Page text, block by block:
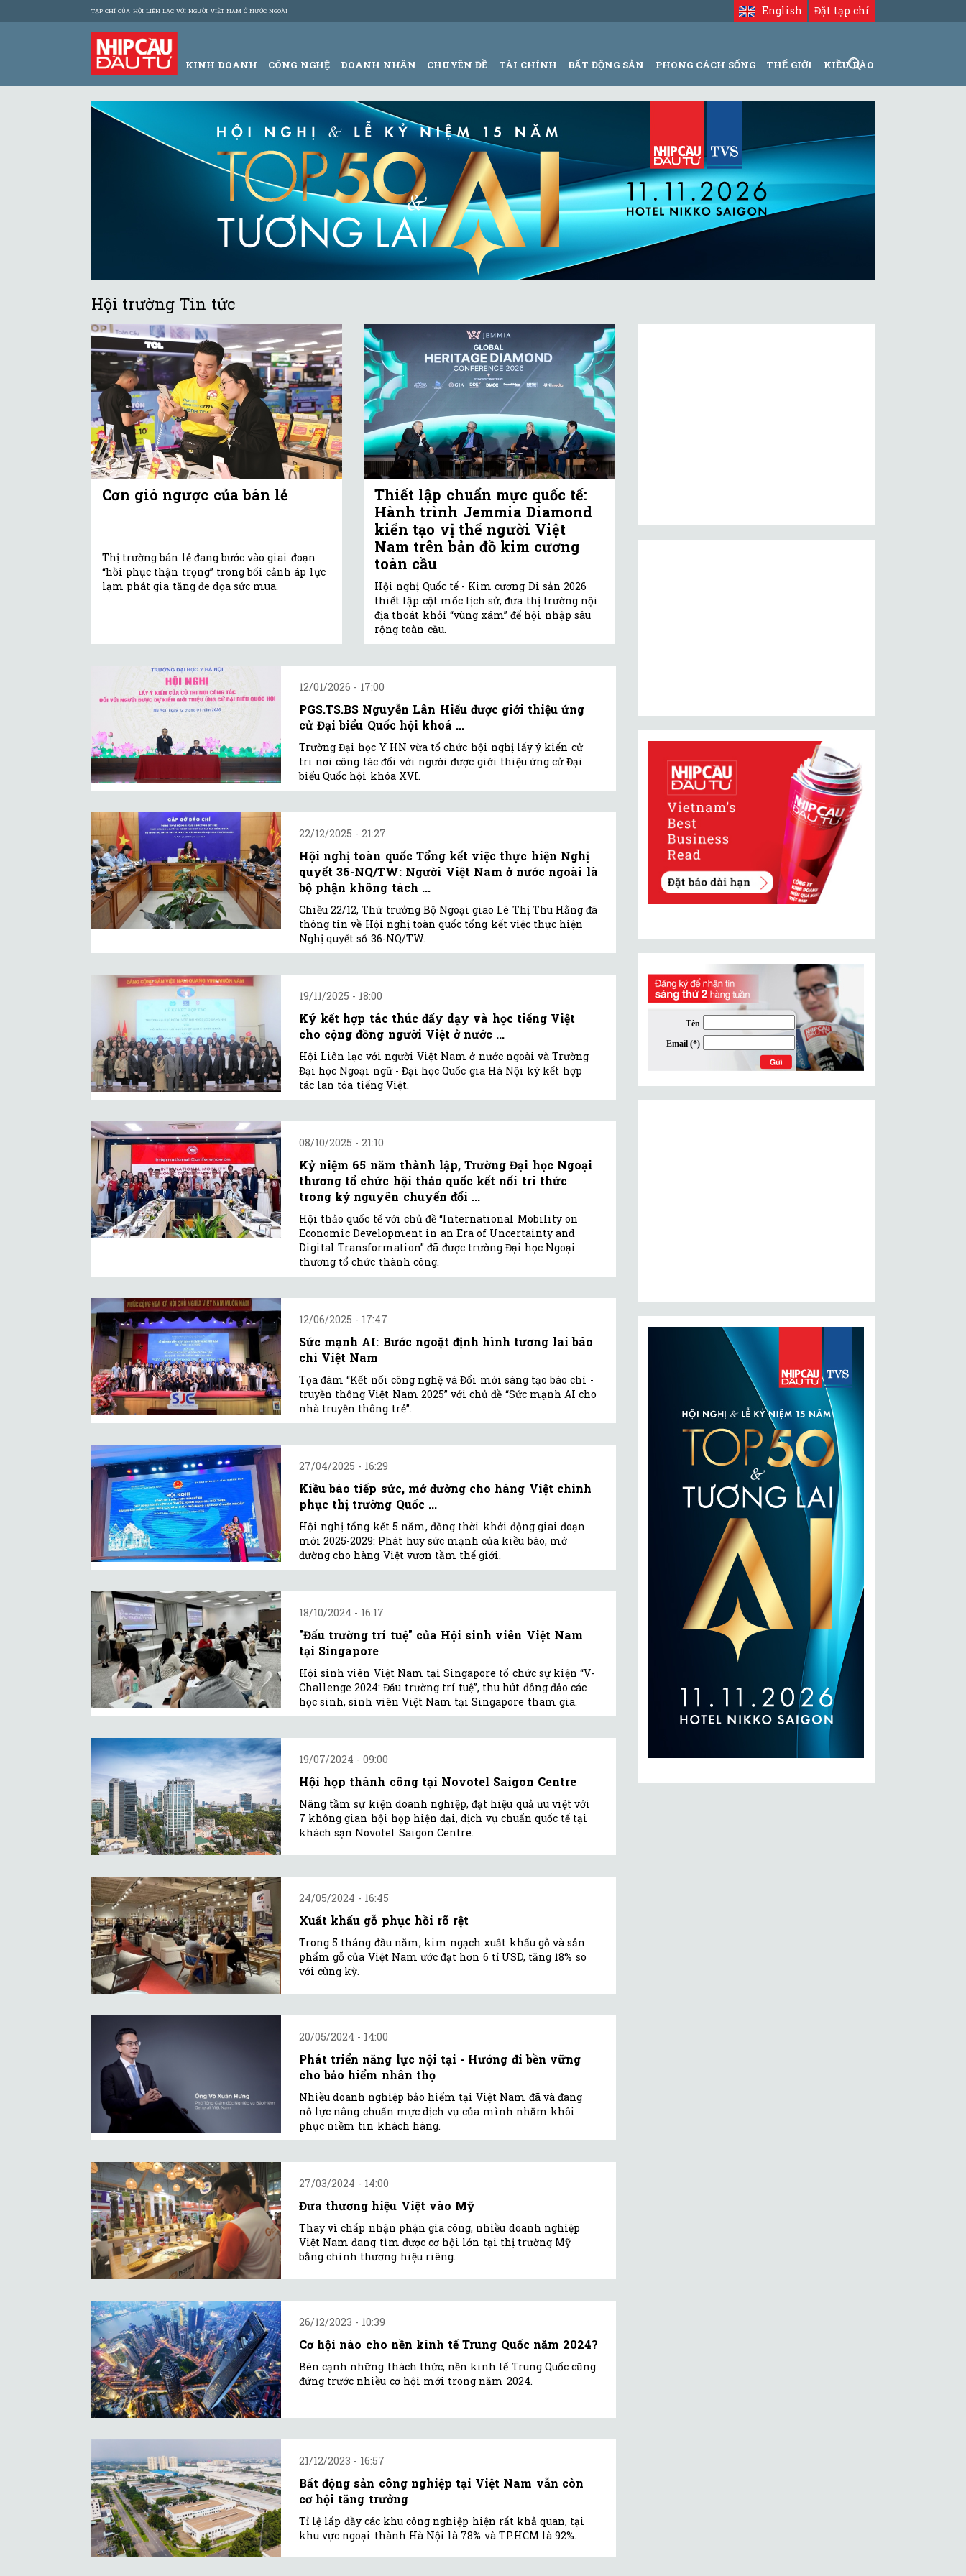
TẠP CHÍ CỦA HỘI LIÊN LẠC VỚI NGƯỜI VIỆT NAM Ở NƯỚC NGOÀI Đặt tạp chí
English
KINH DOANH CÔNG NGHỆ DOANH NHÂN CHUYÊN ĐỀ TÀI CHÍNH BẤT ĐỘNG SẢN PHONG CÁCH SỐNG THẾ GIỚI KIỀU BÀO
Hội trường Tin tức
Cơn gió ngược của bán lẻ
Thị trường bán lẻ đang bước vào giai đoạn
“hồi phục thận trọng” trong bối cảnh áp lực
lạm phát gia tăng đe dọa sức mua.
Thiết lập chuẩn mực quốc tế:
Hành trình Jemmia Diamond
kiến tạo vị thế người Việt
Nam trên bản đồ kim cương
toàn cầu
Hội nghị Quốc tế - Kim cương Di sản 2026
thiết lập cột mốc lịch sử, đưa thị trường nội
địa thoát khỏi “vùng xám” để hội nhập sâu
rộng toàn cầu.
12/01/2026 - 17:00
PGS.TS.BS Nguyễn Lân Hiếu được giới thiệu ứng
cử Đại biểu Quốc hội khoá ...
Trường Đại học Y HN vừa tổ chức hội nghị lấy ý kiến cử
tri nơi công tác đối với người được giới thiệu ứng cử Đại
biểu Quốc hội khóa XVI.
22/12/2025 - 21:27
Hội nghị toàn quốc Tổng kết việc thực hiện Nghị
quyết 36-NQ/TW: Người Việt Nam ở nước ngoài là
bộ phận không tách ...
Chiều 22/12, Thứ trưởng Bộ Ngoại giao Lê Thị Thu Hằng đã
thông tin về Hội nghị toàn quốc tổng kết việc thực hiện
Nghị quyết số 36-NQ/TW.
19/11/2025 - 18:00
Ký kết hợp tác thúc đẩy dạy và học tiếng Việt
cho cộng đồng người Việt ở nước ...
Hội Liên lạc với người Việt Nam ở nước ngoài và Trường
Đại học Ngoại ngữ - Đại học Quốc gia Hà Nội ký kết hợp
tác lan tỏa tiếng Việt.
08/10/2025 - 21:10
Kỷ niệm 65 năm thành lập, Trường Đại học Ngoại
thương tổ chức hội thảo quốc kết nối tri thức
trong kỷ nguyên chuyển đổi ...
Hội thảo quốc tế với chủ đề “International Mobility on
Economic Development in an Era of Uncertainty and
Digital Transformation” đã được trường Đại học Ngoại
thương tổ chức thành công.
12/06/2025 - 17:47
Sức mạnh AI: Bước ngoặt định hình tương lai báo
chí Việt Nam
Tọa đàm “Kết nối công nghệ và Đổi mới sáng tạo báo chí -
truyền thông Việt Nam 2025” với chủ đề “Sức mạnh AI cho
nhà truyền thông trẻ”.
27/04/2025 - 16:29
Kiều bào tiếp sức, mở đường cho hàng Việt chinh
phục thị trường Quốc ...
Hội nghị tổng kết 5 năm, đồng thời khởi động giai đoạn
mới 2025-2029: Phát huy sức mạnh của kiều bào, mở
đường cho hàng Việt vươn tầm thế giới.
18/10/2024 - 16:17
"Đấu trường trí tuệ" của Hội sinh viên Việt Nam
tại Singapore
Hội sinh viên Việt Nam tại Singapore tổ chức sự kiện “V-
Challenge 2024: Đấu trường trí tuệ”, thu hút đông đảo các
học sinh, sinh viên Việt Nam tại Singapore tham gia.
19/07/2024 - 09:00
Hội họp thành công tại Novotel Saigon Centre
Nâng tầm sự kiện doanh nghiệp, đạt hiệu quả ưu việt với
7 không gian hội họp hiện đại, dịch vụ chuẩn quốc tế tại
khách sạn Novotel Saigon Centre.
24/05/2024 - 16:45
Xuất khẩu gỗ phục hồi rõ rệt
Trong 5 tháng đầu năm, kim ngạch xuất khẩu gỗ và sản
phẩm gỗ của Việt Nam ước đạt hơn 6 tỉ USD, tăng 18% so
với cùng kỳ.
20/05/2024 - 14:00
Phát triển năng lực nội tại - Hướng đi bền vững
cho bảo hiểm nhân thọ
Nhiều doanh nghiệp bảo hiểm tại Việt Nam đã và đang
nỗ lực nâng chuẩn mực dịch vụ của mình nhằm khôi
phục niềm tin khách hàng.
27/03/2024 - 14:00
Đưa thương hiệu Việt vào Mỹ
Thay vì chấp nhận phận gia công, nhiều doanh nghiệp
Việt Nam đang tìm được cơ hội lớn tại thị trường Mỹ
bằng chính thương hiệu riêng.
26/12/2023 - 10:39
Cơ hội nào cho nền kinh tế Trung Quốc năm 2024?
Bên cạnh những thách thức, nền kinh tế Trung Quốc cũng
đứng trước nhiều cơ hội mới trong năm 2024.
21/12/2023 - 16:57
Bất động sản công nghiệp tại Việt Nam vẫn còn
cơ hội tăng trưởng
Tỉ lệ lấp đầy các khu công nghiệp hiện rất khả quan, tại
khu vực ngoại thành Hà Nội là 78% và TP.HCM là 92%.